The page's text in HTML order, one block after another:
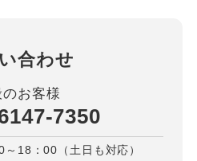
合わせ
お客様
7350
～18：00（土日も対応）